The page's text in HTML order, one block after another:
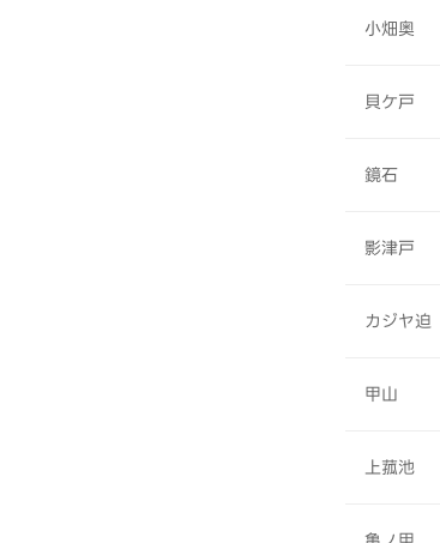
小畑奥
貝ケ戸
鏡石
影津戸
カジヤ迫
甲山
上菰池